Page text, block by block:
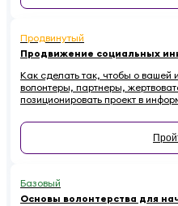
Продвинутый
Продвижение социальных
Как сделать так, чтобы о вашей
волонтеры, партнеры,
позиционировать проект в
со СМИ? Все это — в новом курсе.
Базовый
Основы волонтерства для